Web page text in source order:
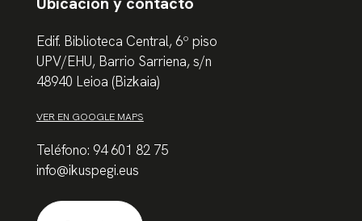
Edif. Biblioteca Central, 6º piso
UPV/EHU, Barrio Sarriena, s/n
48940 Leioa (Bizkaia)
VER EN GOOGLE MAPS
Teléfono: 94 601 82 75
info@ikuspegi.eus